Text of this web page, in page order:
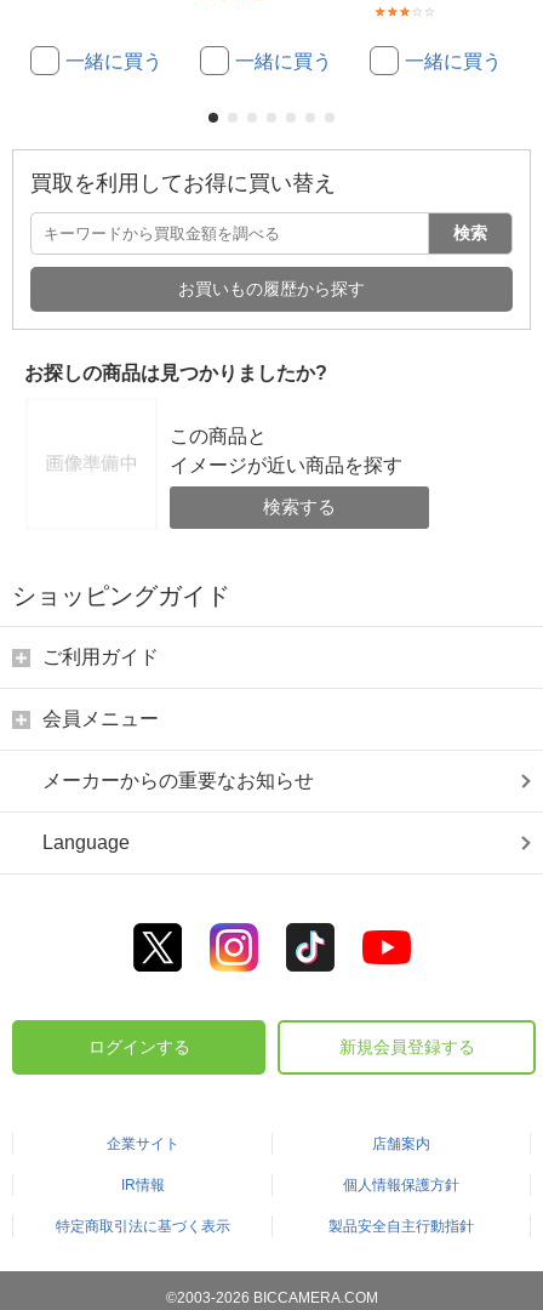
一緒に買う 一緒に買う 一緒に買う
買取を利用してお得に買い替え
検索
お買いもの履歴から探す
お探しの商品は見つかりましたか?
この商品と
イメージが近い商品を探す
検索する
ショッピングガイド
ご利用ガイド
会員メニュー
メーカーからの重要なお知らせ
Language
ログインする 新規会員登録する
企業サイト 店舗案内
IR情報 個人情報保護方針
特定商取引法に基づく表示 製品安全自主行動指針
©2003-2026 BICCAMERA.COM